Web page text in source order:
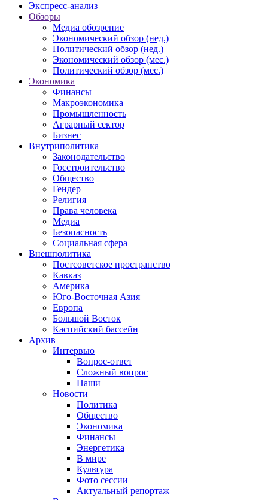
Экспресс-анализ
Обзоры
Медиа обозрение
Экономический обзор (нед.)
Политический обзор (нед.)
Экономический обзор (мес.)
Политический обзор (мес.)
Экономика
Финансы
Макроэкономика
Промышленность
Аграрный сектор
Бизнес
Внутриполитика
Законодательство
Госстроительство
Общество
Гендер
Религия
Права человека
Медиа
Безопасность
Социальная сфера
Внешполитика
Постсоветское пространство
Кавказ
Америка
Юго-Восточная Азия
Европа
Большой Восток
Каспийский бассейн
Архив
Интервью
Вопрос-ответ
Сложный вопрос
Наши
Новости
Политика
Общество
Экономика
Финансы
Энергетика
В мире
Культура
Фото сессии
Актуальный репортаж